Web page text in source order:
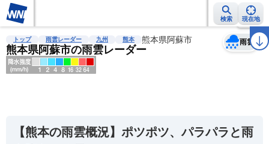
検索 現在地
雨雲レーダー 台風情報 地震情報 警報・注意報 2週間天気 ラ
トップ 雨雲レーダー 九州 熊本 熊本県阿蘇市
熊本県阿蘇市の雨雲レーダー
雨雲
天気 台風
【熊本の雨雲概況】ポツポツ、パラパラと雨